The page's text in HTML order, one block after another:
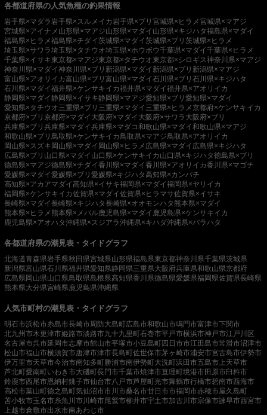
各都道府県の人気魚種の釣果情報
岩手県×マダラ 岩手県×スルメイカ 岩手県×ブリ 宮城県×ヒラメ宮城県×マアジ
宮城県×アイナメ 山形県×マアジ山形県×マダイ 山形県×キジハタ福島県×マダイ
福島県×ヒラメ福島県×チダイ茨城県×マダイ茨城県×ブリ 茨城県×ヒラメ
埼玉県×サワラ埼玉県×タチウオ埼玉県×ホウボウ千葉県×マダイ千葉県×ヒラメ
千葉県×イサキ東京都×マアジ東京都×タチウオ東京都×シロギス神奈川県×マアジ
神奈川県×マダイ神奈川県×ブリ 新潟県×マダイ 新潟県×ブリ 新潟県×マアジ
富山県×アオリイカ富山県×ブリ 富山県×マダイ石川県×ブリ 石川県×キジハタ
石川県×マダイ福井県×ケンサキイカ福井県×マダイ福井県×アオリイカ
静岡県×マダイ静岡県×イサキ静岡県×マアジ愛知県×ブリ 愛知県×マダイ
愛知県×タチウオ三重県×ブリ 三重県×マダイ 三重県×ヒラメ京都府×ケンサキイカ
京都府×ブリ 京都府×マダイ 大阪府×マダイ 大阪府×サワラ 大阪府×ブリ
兵庫県×ブリ 兵庫県×マダイ兵庫県×マダコ和歌山県×マダイ和歌山県×マアジ
和歌山県×ブリ 鳥取県×ケンサキイカ 鳥取県×マアジ鳥取県×アオリイカ
岡山県×スズキ岡山県×マダイ 岡山県×ヒラメ 広島県×マダイ 広島県×キジハタ
広島県×ブリ 山口県×マダイ 山口県×ケンサキイカ 山口県×キジハタ徳島県×ブリ
徳島県×マアジ徳島県×チダイ香川県×マダイ香川県×アオリイカ香川県×マゴチ
愛媛県×マダイ愛媛県×ブリ 愛媛県×キジハタ高知県×カンパチ
高知県×アカアマダイ高知県×イサキ福岡県×マダイ福岡県×ヤリイカ
福岡県×ケンサキイカ佐賀県×マダイ佐賀県×ヒラマサ佐賀県×イサキ
長崎県×マダイ長崎県×キジハタ長崎県×オオモンハタ 熊本県×マダイ
熊本県×ヒラメ 熊本県×メバル鹿児島県×マダイ 鹿児島県×ケンサキイカ
鹿児島県×アオハタ沖縄県×スジアラ沖縄県×キハダ沖縄県×バラハタ
各都道府県の潮見表・タイドグラフ
北海道青森県岩手県秋田県宮城県山形県福島県東京都神奈川県千葉県茨城県
新潟県富山県石川県福井県愛知県静岡県三重県大阪府兵庫県和歌山県京都府
広島県岡山県山口県鳥取県島根県高知県香川県徳島県愛媛県福岡県佐賀県長崎県
熊本県大分県宮崎県 鹿児島県沖縄県
人気市町村の潮見表・タイドグラフ
明石市浜松市糸島市長崎市周防大島町広島市和歌山市鳴門市富津市下関市
北九州市木更津市姫路市淡路市九十九里町石巻市平戸市横浜市神戸市江戸川区
名古屋市呉市延岡市志摩市館山市平塚市小豆島町四日市市江田島市常滑市沼津市
松山市福山市横須賀市唐津市津市長島町佐世保市茅ヶ崎市浦安市宮古島市伊勢市
伊万里市天草市今治市南知多町勝浦市南伊勢町大洗町浜田市五島市 上天草市
芦北町愛南町いわき市大磯町長門市千葉市焼津市亘理町境港市田原市臼杵市
鈴鹿市西尾市恩納村銚子市仙台市八戸市芦屋町光市舞鶴市行橋市碧南市西海市
高松市葉山町徳之島町気仙沼市市川市桑名市廿日市市福岡市赤穂市屋久島町
苫小牧市玉名市糸魚川市 川崎市尾鷲市柳井市宇土市加古川市宗像市諫早市西宮市
上越市倉敷市出水市南あわじ市